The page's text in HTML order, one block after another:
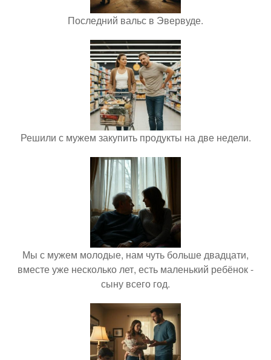
Последний вальс в Эвервуде.
Решили с мужем закупить продукты на две недели.
Мы с мужем молодые, нам чуть больше двадцати,
вместе уже несколько лет, есть маленький ребёнок -
сыну всего год.